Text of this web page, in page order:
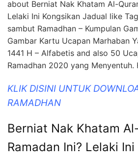
about Berniat Nak Khatam Al-
Lelaki Ini Kongsikan Jadual like
sambut Ramadhan – Kumpulan
Gambar Kartu Ucapan Marhaban
1441 H – Alfabetis and also 50
Ramadhan 2020 yang Menyentuh.
KLIK DISINI UNTUK
RAMADHAN
Berniat Nak Khatam
Ramadan Ini? Lelaki